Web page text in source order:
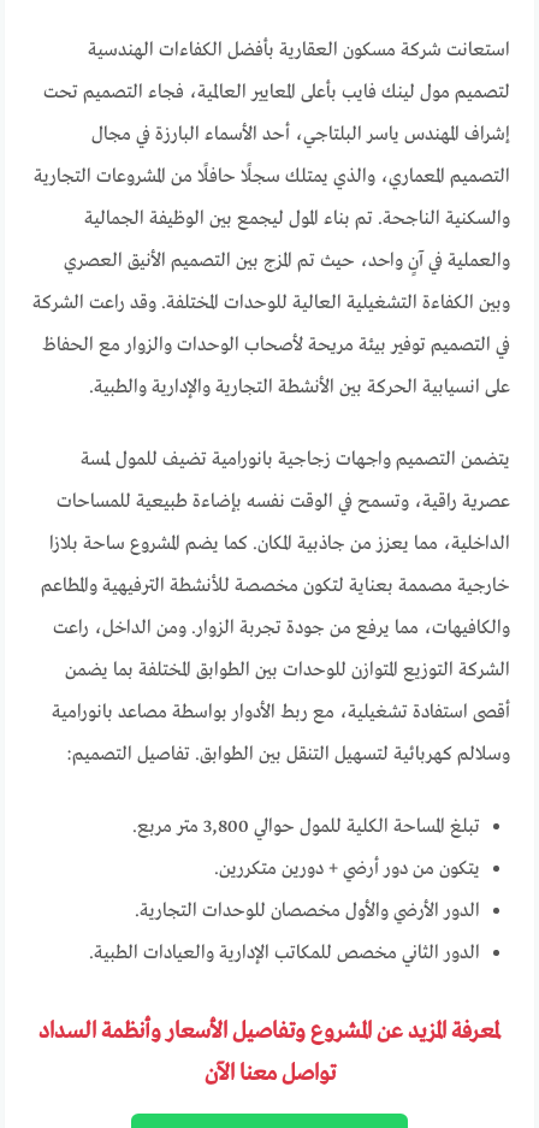
استعانت شركة مسكون العقارية بأفضل الكفاءات الهندسية
لتصميم مول لينك فايب بأعلى المعايير العالمية، فجاء التصميم تحت
إشراف المهندس ياسر البلتاجي، أحد الأسماء البارزة في مجال
التصميم المعماري، والذي يمتلك سجلًا حافلًا من المشروعات التجارية
والسكنية الناجحة. تم بناء المول ليجمع بين الوظيفة الجمالية
والعملية في آنٍ واحد، حيث تم المزج بين التصميم الأنيق العصري
وبين الكفاءة التشغيلية العالية للوحدات المختلفة. وقد راعت الشركة
في التصميم توفير بيئة مريحة لأصحاب الوحدات والزوار مع الحفاظ
على انسيابية الحركة بين الأنشطة التجارية والإدارية والطبية.
يتضمن التصميم واجهات زجاجية بانورامية تضيف للمول لمسة
عصرية راقية، وتسمح في الوقت نفسه بإضاءة طبيعية للمساحات
الداخلية، مما يعزز من جاذبية المكان. كما يضم المشروع ساحة بلازا
خارجية مصممة بعناية لتكون مخصصة للأنشطة الترفيهية والمطاعم
والكافيهات، مما يرفع من جودة تجربة الزوار. ومن الداخل، راعت
الشركة التوزيع المتوازن للوحدات بين الطوابق المختلفة بما يضمن
أقصى استفادة تشغيلية، مع ربط الأدوار بواسطة مصاعد بانورامية
وسلالم كهربائية لتسهيل التنقل بين الطوابق. تفاصيل التصميم:
تبلغ المساحة الكلية للمول حوالي 3,800 متر مربع.
يتكون من دور أرضي + دورين متكررين.
الدور الأرضي والأول مخصصان للوحدات التجارية.
الدور الثاني مخصص للمكاتب الإدارية والعيادات الطبية.
لمعرفة المزيد عن المشروع وتفاصيل الأسعار وأنظمة السداد
تواصل معنا الآن